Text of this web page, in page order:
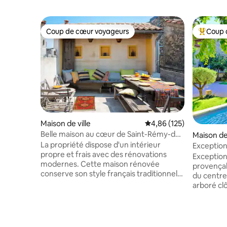
Coup de cœur voyageurs
Coup de cœur voyageurs
Maison de ville Évaluation moyenne
4,86 (125)
Belle maison au cœur de Saint-Rémy-de-
Provence
La propriété dispose d'un intérieur
propre et frais avec des rénovations
modernes. Cette maison rénovée
conserve son style français traditionnel.
Coups
Coup
Maison
ville
provençal (1824) typique - 10 min à pieds
du centre
arboré